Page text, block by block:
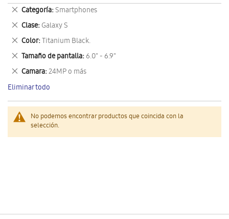
No podemos encontrar productos que coincida con la
selección.
Categoría Smartphones
Eliminar
este
artículo
Clase Galaxy S
Eliminar
este
artículo
Color Titanium Black.
Eliminar
este
artículo
Tamaño de pantalla 6.0" - 6.9"
Eliminar
este
artículo
Camara 24MP o más
Eliminar
este
artículo
Eliminar todo